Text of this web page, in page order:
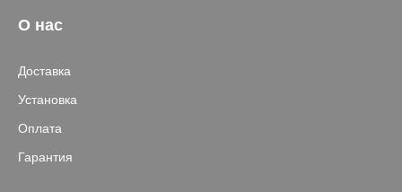
О нас
Доставка
Установка
Оплата
Гарантия